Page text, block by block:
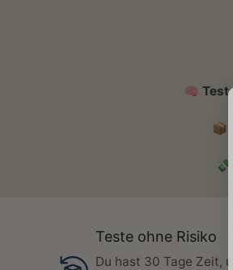
🧠
📦
💸
Teste ohne Risiko
Du hast 30 Tage Zeit,